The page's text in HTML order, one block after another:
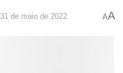
31 de maio de 2022 AA